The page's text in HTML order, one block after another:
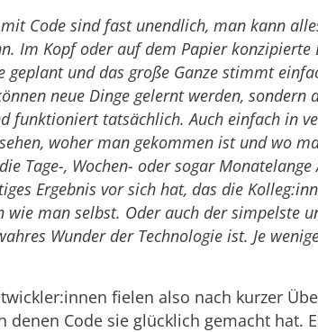
Code sind fast unendlich, man kann
Im Kopf oder auf dem Papier konzipierte
geplant und das große Ganze stimmt
neue Dinge gelernt werden, sondern
funktioniert tatsächlich. Auch einfach in
woher man gekommen ist und wo
Tage-, Wochen- oder sogar
Ergebnis vor sich hat, das die
wie man selbst. Oder auch der simpelste
Wunder der Technologie ist. Je
fielen also nach kurzer
denen Code sie glücklich gemacht hat.